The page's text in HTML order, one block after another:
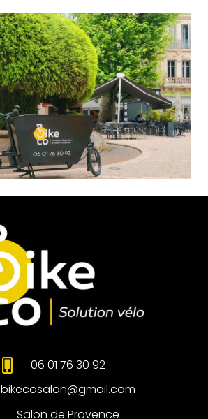
06 01 76 30 92
bikecosalon@gmail.com
Salon de Provence